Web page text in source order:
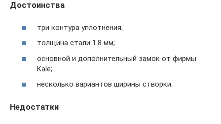
Достоинства
три контура уплотнения;
толщина стали 1.8 мм;
основной и дополнительный замок от фирмы
Kale;
несколько вариантов ширины створки.
Недостатки